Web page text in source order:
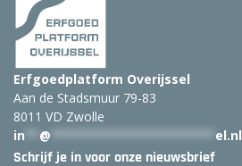
Erfgoedplatform Overijssel
Aan de Stadsmuur 79-83
8011 VD Zwolle
in
@ el.nl
Schrijf je in voor onze nieuwsbrief